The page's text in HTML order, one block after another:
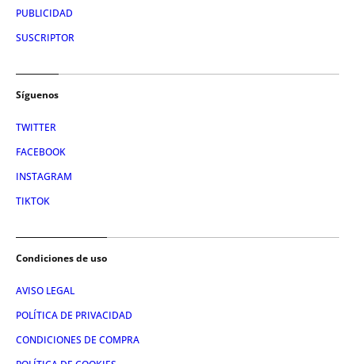
PUBLICIDAD
SUSCRIPTOR
Síguenos
TWITTER
FACEBOOK
INSTAGRAM
TIKTOK
Condiciones de uso
AVISO LEGAL
POLÍTICA DE PRIVACIDAD
CONDICIONES DE COMPRA